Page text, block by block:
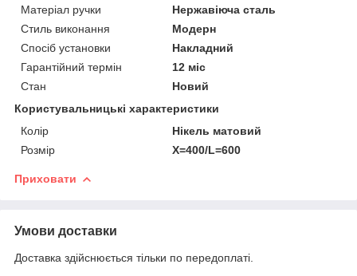
Матеріал ручки
Нержавіюча сталь
Стиль виконання
Модерн
Спосіб установки
Накладний
Гарантійний термін
12 міс
Стан
Новий
Користувальницькі характеристики
Колір
Нікель матовий
Розмір
X=400/L=600
Приховати
Умови доставки
Доставка здійснюється тільки по передоплаті.